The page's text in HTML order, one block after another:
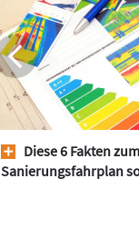
Diese 6 Fakten
Sanierungsfahrplan